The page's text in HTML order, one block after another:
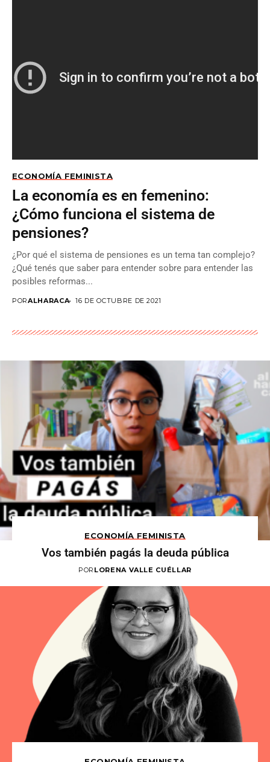
ECONOMÍA FEMINISTA
La economía es en femenino:
¿Cómo funciona el sistema de
pensiones?
¿Por qué el sistema de pensiones es un tema tan complejo?
¿Qué tenés que saber para entender sobre para entender las
posibles reformas...
PORALHARACA 16 DE OCTUBRE DE 2021
ECONOMÍA FEMINISTA
Vos también pagás la deuda pública
POR LORENA VALLE CUÉLLAR